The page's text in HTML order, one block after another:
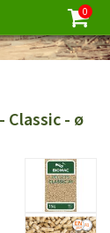
Classic - ø
0